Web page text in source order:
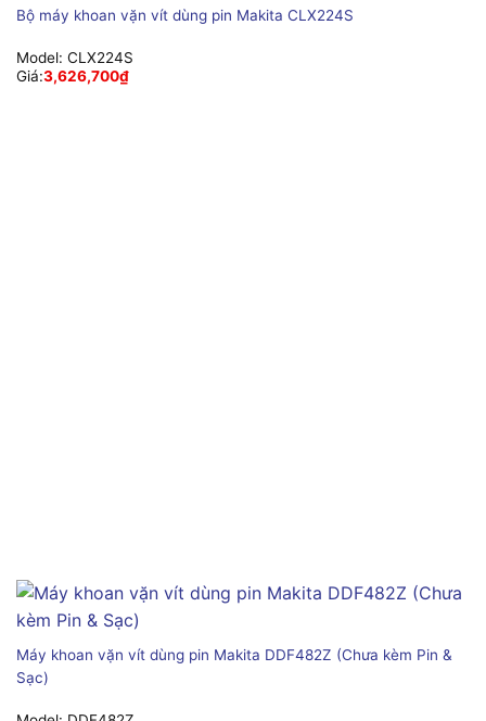
Bộ máy khoan vặn vít dùng pin Makita CLX224S
Model: CLX224S
Giá:3,626,700₫
Máy khoan vặn vít dùng pin Makita DDF482Z (Chưa kèm Pin &
Sạc)